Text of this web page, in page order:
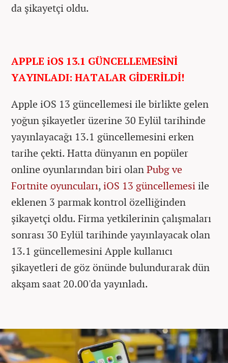
da şikayetçi oldu.
APPLE iOS 13.1 GÜNCELLEMESİNİ
YAYINLADI: HATALAR GİDERİLDİ!
Apple iOS 13 güncellemesi ile birlikte gelen
yoğun şikayetler üzerine 30 Eylül tarihinde
yayınlayacağı 13.1 güncellemesini erken
tarihe çekti. Hatta dünyanın en popüler
online oyunlarından biri olanPubg ve
Fortnite oyuncuları,iOS 13 güncellemesiile
eklenen 3 parmak kontrol özelliğinden
şikayetçi oldu. Firma yetkilerinin çalışmaları
sonrası 30 Eylül tarihinde yayınlayacak olan
13.1 güncellemesini Apple kullanıcı
şikayetleri de göz önünde bulundurarak dün
akşam saat 20.00'da yayınladı.